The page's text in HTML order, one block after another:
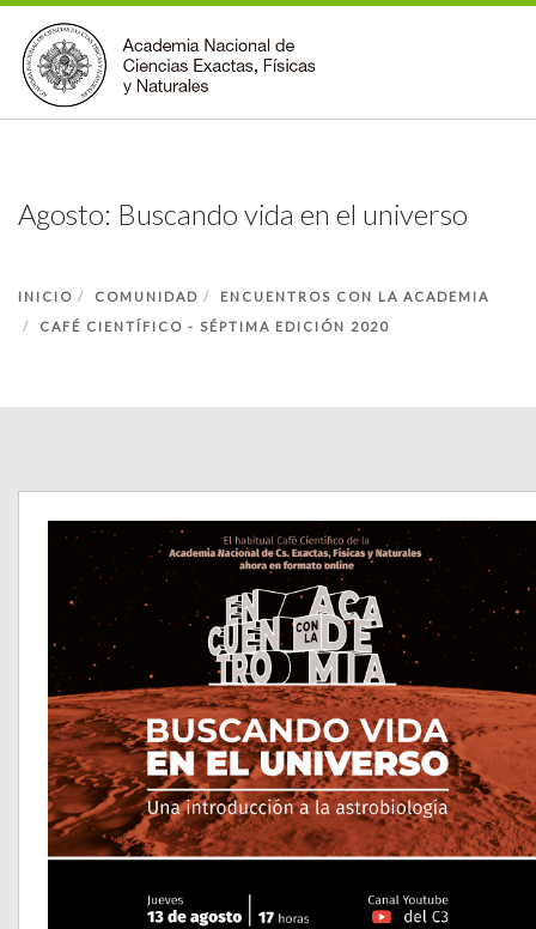
ACCIONES
BIBLIOTECA
BUSCAR EN ANCEFN
Agosto: Buscando vida en el universo
INICIO COMUNIDAD
ENCUENTROS CON LA ACADEMIA
CAFÉ CIENTÍFICO - SÉPTIMA EDICIÓN 2020